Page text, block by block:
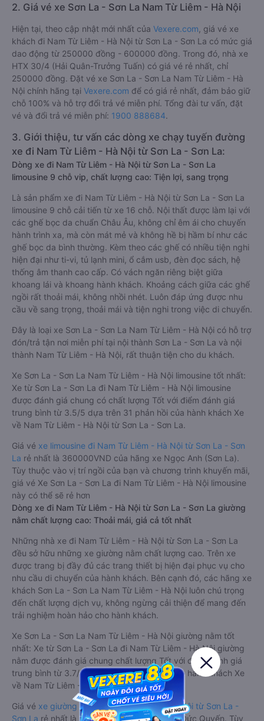
2. Giá vé xe Sơn La - Sơn La Nam Từ Liêm - Hà Nội
Hiện tại, theo cập nhật mới nhất của Vexere.com , giá vé xe
khách đi Nam Từ Liêm - Hà Nội từ Sơn La - Sơn La có mức giá
dao động từ 250000 đồng - 600000 đồng. Trong đó, nhà xe
HTX 30/4 (Hải Quân-Trưởng Tuấn) có giá vé rẻ nhất, chỉ
250000 đồng. Đặt vé xe Sơn La - Sơn La Nam Từ Liêm - Hà
Nội chính hãng tại Vexere.com để có giá rẻ nhất, đảm bảo giữ
chỗ 100% và hỗ trợ đổi trả vé miễn phí. Tổng đài tư vấn, đặt
vé và đổi trả vé miễn phí: 1900 888684.
3. Giới thiệu, tư vấn các dòng xe chạy tuyến đường
xe đi Nam Từ Liêm - Hà Nội từ Sơn La - Sơn La:
Dòng xe đi Nam Từ Liêm - Hà Nội từ Sơn La - Sơn La
limousine 9 chỗ vip, chất lượng cao: Tiện lợi, sang trọng
Là sản phẩm xe đi Nam Từ Liêm - Hà Nội từ Sơn La - Sơn La
limousine 9 chỗ cải tiến từ xe 16 chỗ. Nội thất được làm lại với
các ghế bọc da chuẩn Châu Âu, không chỉ êm ái cho chuyến
hành trình xa, mà còn mát mẻ và không hề bị hầm bí như các
ghế bọc da bình thường. Kèm theo các ghế có nhiều tiện nghi
hiện đại như ti-vi, tủ lạnh mini, ổ cắm usb, đèn đọc sách, hệ
thống âm thanh cao cấp. Có vách ngăn riêng biệt giữa
khoang lái và khoang hành khách. Khoảng cách giữa các ghế
ngồi rất thoải mái, không nhồi nhét. Luôn đáp ứng được nhu
cầu về sang trọng, thoải mái và tiện nghi trong việc di chuyển.
Đây là loại xe Sơn La - Sơn La Nam Từ Liêm - Hà Nội có hỗ trợ
đón/trả tận nơi miễn phí tại nội thành Sơn La - Sơn La và nội
thành Nam Từ Liêm - Hà Nội, rất thuận tiện cho du khách.
Xe Sơn La - Sơn La Nam Từ Liêm - Hà Nội limousine tốt nhất:
Xe từ Sơn La - Sơn La đi Nam Từ Liêm - Hà Nội limousine
được đánh giá chung có chất lượng Tốt với điểm đánh giá
trung bình từ 3.5/5 dựa trên 31 phản hồi của hành khách Xe
về Nam Từ Liêm - Hà Nội từ Sơn La - Sơn La.
Giá vé xe limousine đi Nam Từ Liêm - Hà Nội từ Sơn La - Sơn
La rẻ nhất là 360000VND của hãng xe Ngọc Anh (Sơn La).
Tùy thuộc vào vị trí ngồi của bạn và chương trình khuyến mãi,
giá vé Xe Sơn La - Sơn La đi Nam Từ Liêm - Hà Nội limousine
này có thể sẽ rẻ hơn
Dòng xe đi Nam Từ Liêm - Hà Nội từ Sơn La - Sơn La giường
nằm chất lượng cao: Thoải mái, giá cả tốt nhất
Những nhà xe đi Nam Từ Liêm - Hà Nội từ Sơn La - Sơn La
đều sở hữu những xe giường nằm chất lượng cao. Trên xe
được trang bị đầy đủ các trang thiết bị hiện đại phục vụ cho
nhu cầu di chuyển của hành khách. Bên cạnh đó, các hãng xe
khách Sơn La - Sơn La Nam Từ Liêm - Hà Nội luôn chú trọng
đến chất lượng dịch vụ, không ngừng cải thiện để mang đến
trải nghiệm hoàn hảo cho hành khách.
Xe Sơn La - Sơn La Nam Từ Liêm - Hà Nội giường nằm tốt
nhất: Xe từ Sơn La - Sơn La đi Nam Từ Liêm - Hà Nội giường
nằm được đánh giá chung chất lượng Tốt với điểm đánh giá
trung bình từ 3.7/5 dựa trên 53 phản hồi của hành khách Xe
về Nam Từ Liêm - Hà Nội từ Sơn La - Sơn La.
Giá vé xe giường nằm đi Nam Từ Liêm - Hà Nội từ Sơn La -
Sơn La rẻ nhất là 300000VND của hãng xe Đức Quyến. Tùy